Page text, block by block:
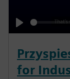
P
l
a
y
for